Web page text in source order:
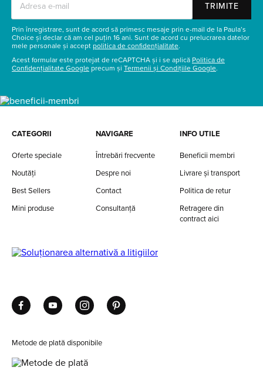
TRIMITE
Prin înregistrare, sunt de acord să primesc mesaje prin e-mail de la Paula’s
Choice și declar că am cel puțin 16 ani. Sunt de acord cu prelucrarea datelor
mele personale și accept politica de confidențialitate.
Acest formular este protejat de reCAPTCHA și i se aplică Politica de
Confidențialitate Google precum și Termenii și Condițiile Google.
CATEGORII
Oferte speciale
Noutăți
Best Sellers
Mini produse
NAVIGARE
Întrebări frecvente
Despre noi
Contact
Consultanță
INFO UTILE
Beneficii membri
Livrare și transport
Politica de retur
Retragere din
contract aici
Metode de plată disponibile